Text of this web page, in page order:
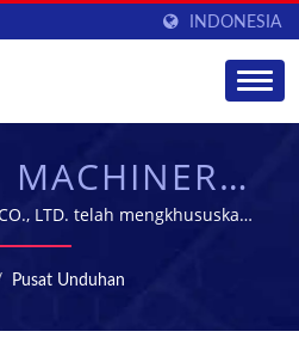
INDONESIA
MACHINERY
LTD.
LTD. telah mengkhususkan
Mesin Farmasi selama 60
tahun.
Pusat Unduhan